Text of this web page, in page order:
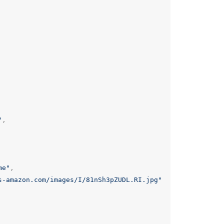
,
,
images/I/81nSh3pZUDL.RI.jpg"